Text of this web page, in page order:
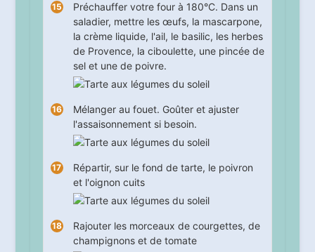
Préchauffer votre four à 180°C. Dans un
saladier, mettre les œufs, la mascarpone,
la crème liquide, l'ail, le basilic, les herbes
de Provence, la ciboulette, une pincée de
sel et une de poivre.
Mélanger au fouet. Goûter et ajuster
l'assaisonnement si besoin.
Répartir, sur le fond de tarte, le poivron
et l'oignon cuits
Rajouter les morceaux de courgettes, de
champignons et de tomate